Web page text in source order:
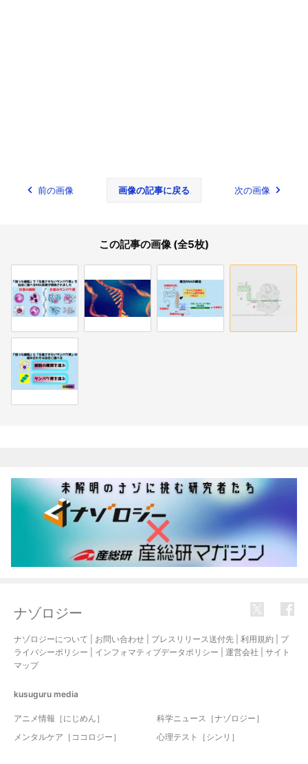
前の画像 画像の記事に戻る 次の画像
この記事の画像 (全5枚)
ナゾロジー
ナゾロジーについて お問い合わせ プレスリリース送付先 利用規約
プ
ライバシーポリシー
インフォマティブデータポリシー 運営会社
サイト
マップ
kusuguru media
アニメ情報［にじめん］
科学ニュース［ナゾロジー］
メンタルケア［ココロジー］
心理テスト［シンリ］